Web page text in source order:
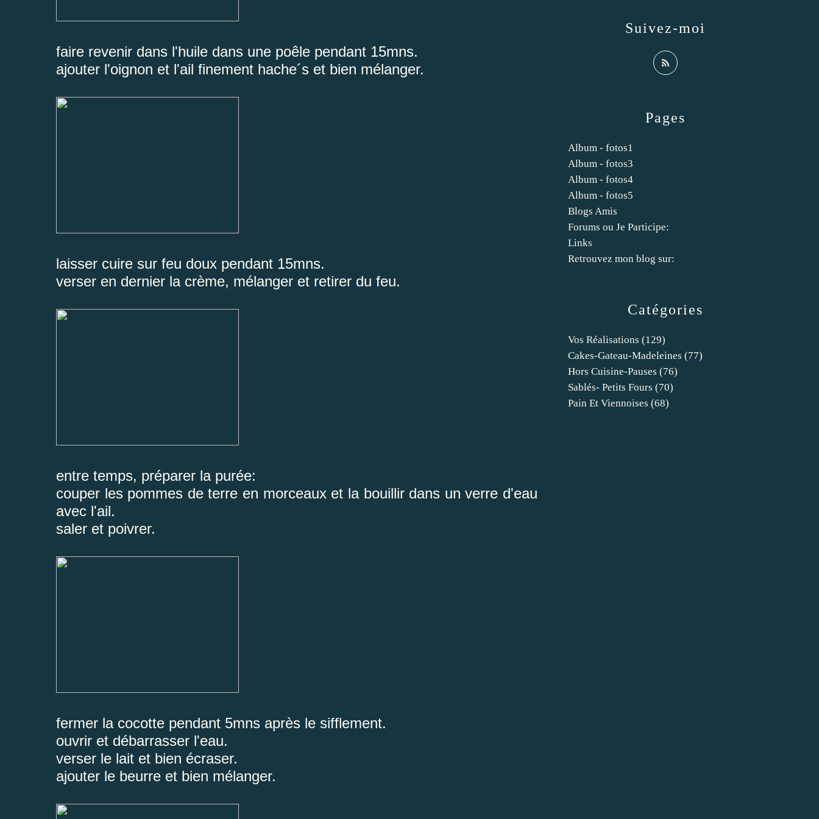
faire revenir dans l'huile dans une poêle pendant 15mns.
ajouter l'oignon et l'ail finement hache´s et bien mélanger.
laisser cuire sur feu doux pendant 15mns.
verser en dernier la crème, mélanger et retirer du feu.
entre temps, préparer la purée:
couper les pommes de terre en morceaux et la bouillir dans un verre d'eau
avec l'ail.
saler et poivrer.
fermer la cocotte pendant 5mns après le sifflement.
ouvrir et débarrasser l'eau.
verser le lait et bien écraser.
ajouter le beurre et bien mélanger.
Catégories
Vos Réalisations (129)
Cakes-Gateau-Madeleines (77)
Hors Cuisine-Pauses (76)
Sablés- Petits Fours (70)
Pain Et Viennoises (68)
Pages
Album - fotos1
Album - fotos3
Album - fotos4
Album - fotos5
Blogs Amis
Forums ou Je Participe:
Links
Retrouvez mon blog sur:
Suivez-moi